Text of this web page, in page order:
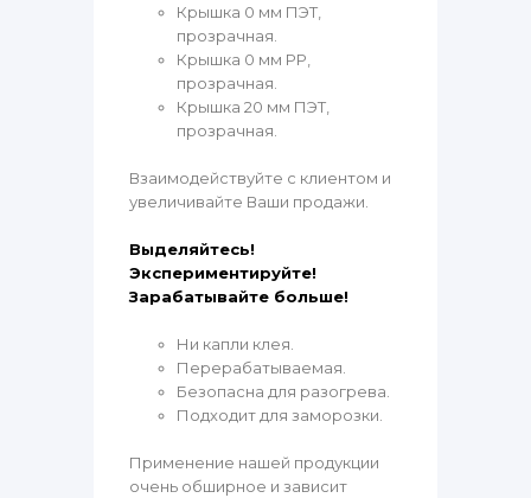
Крышка 0 мм ПЭТ,
прозрачная.
Крышка 0 мм РР,
прозрачная.
Крышка 20 мм ПЭТ,
прозрачная.
Взаимодействуйте с клиентом и
увеличивайте Ваши продажи.
Выделяйтесь!
Экспериментируйте!
Зарабатывайте больше!
Ни капли клея.
Перерабатываемая.
Безопасна для разогрева.
Подходит для заморозки.
Применение нашей продукции
очень обширное и зависит